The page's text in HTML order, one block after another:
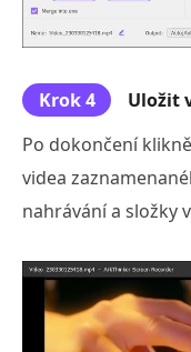
Krok 4
Uložit
Po dokončení
videa
nahrávání a složky